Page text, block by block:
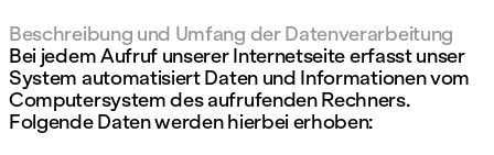
Beschreibung und Umfang der Datenverarbeitung
Bei jedem Aufruf unserer Internetseite erfasst unser
System automatisiert Daten und Informationen vom
Computersystem des aufrufenden Rechners.
Folgende Daten werden hierbei erhoben: